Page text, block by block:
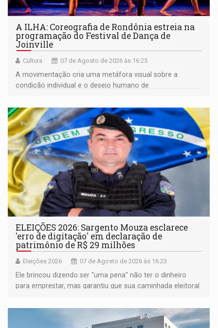
A ILHA: Coreografia de Rondônia estreia na
programação do Festival de Dança de
Joinville
Cultura 07 de Agosto de 2026 às 16:25
A movimentação cria uma metáfora visual sobre a
condição individual e o desejo humano de
ELEIÇÕES 2026: Sargento Mouza esclarece
'erro de digitação' em declaração de
patrimônio de R$ 29 milhões
Eleições 2026 07 de Agosto de 2026 às 16:23
Ele brincou dizendo ser "uma pena" não ter o dinheiro
para emprestar, mas garantiu que sua caminhada eleitoral